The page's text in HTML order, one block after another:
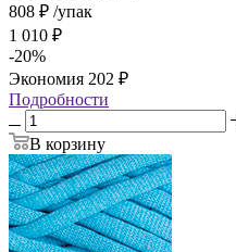
808 ₽ /упак
1 010 ₽
-20%
Экономия 202 ₽
Подробности
В корзину